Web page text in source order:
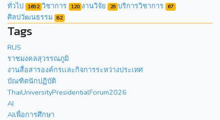
ทั่วไป 1692 วิชาการ 120 งานวิจัย 29 บริการวิชาการ 67
ศิลปวัฒนธรรม 82
Tags
RUS
ราชมงคลสุวรรณภูมิ
งานสื่อสารองค์กรเเละกิจการระหว่างประเทศ
บัณฑิตนักปฏิบัติ
ThaiUniversityPresidentialForum2026
AI
AIเพื่อการศึกษา